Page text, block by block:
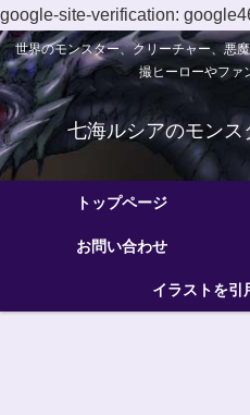
google-site-verification:
世界のモンスター、クリーチャー、悪
撮ヒーローやファ
七海ルシアのモン
トップページ
お問い合わせ
イラストを引